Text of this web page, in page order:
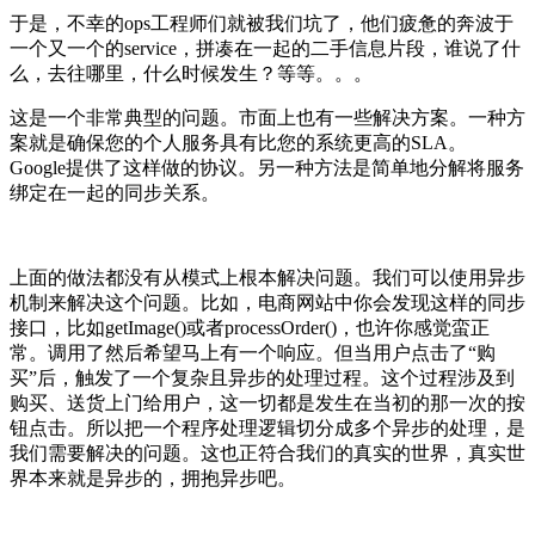
于是，不幸的ops工程师们就被我们坑了，他们疲惫的奔波于
一个又一个的service，拼凑在一起的二手信息片段，谁说了什
么，去往哪里，什么时候发生？等等。。。
这是一个非常典型的问题。市面上也有一些解决方案。一种方
案就是确保您的个人服务具有比您的系统更高的SLA。
Google提供了这样做的协议。另一种方法是简单地分解将服务
绑定在一起的同步关系。
上面的做法都没有从模式上根本解决问题。我们可以使用异步
机制来解决这个问题。比如，电商网站中你会发现这样的同步
接口，比如getImage()或者processOrder()，也许你感觉蛮正
常。调用了然后希望马上有一个响应。但当用户点击了“购
买”后，触发了一个复杂且异步的处理过程。这个过程涉及到
购买、送货上门给用户，这一切都是发生在当初的那一次的按
钮点击。所以把一个程序处理逻辑切分成多个异步的处理，是
我们需要解决的问题。这也正符合我们的真实的世界，真实世
界本来就是异步的，拥抱异步吧。